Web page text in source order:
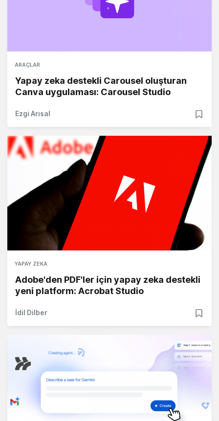
ARAÇLAR
Yapay zeka destekli Carousel oluşturan
Canva uygulaması: Carousel Studio
Ezgi Arısal
YAPAY ZEKA
Adobe'den PDF'ler için yapay zeka destekli
yeni platform: Acrobat Studio
İdil Dilber